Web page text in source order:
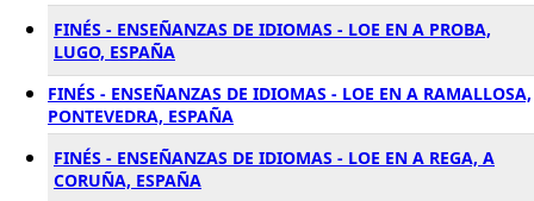
FINÉS - ENSEÑANZAS DE IDIOMAS - LOE EN A PROBA,
LUGO, ESPAÑA
FINÉS - ENSEÑANZAS DE IDIOMAS - LOE EN A RAMALLOSA,
PONTEVEDRA, ESPAÑA
FINÉS - ENSEÑANZAS DE IDIOMAS - LOE EN A REGA, A
CORUÑA, ESPAÑA